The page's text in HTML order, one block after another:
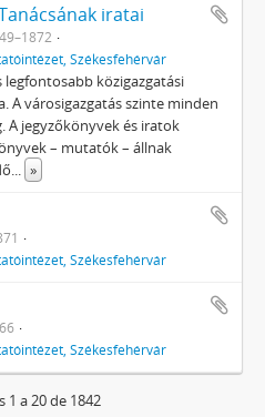
iratai
Székesfehérvár
legfontosabb közigazgatási
A városigazgatás szinte minden
A jegyzőkönyvek és iratok
– mutatók – állnak
... »
Székesfehérvár
Székesfehérvár
1 a 20 de 1842